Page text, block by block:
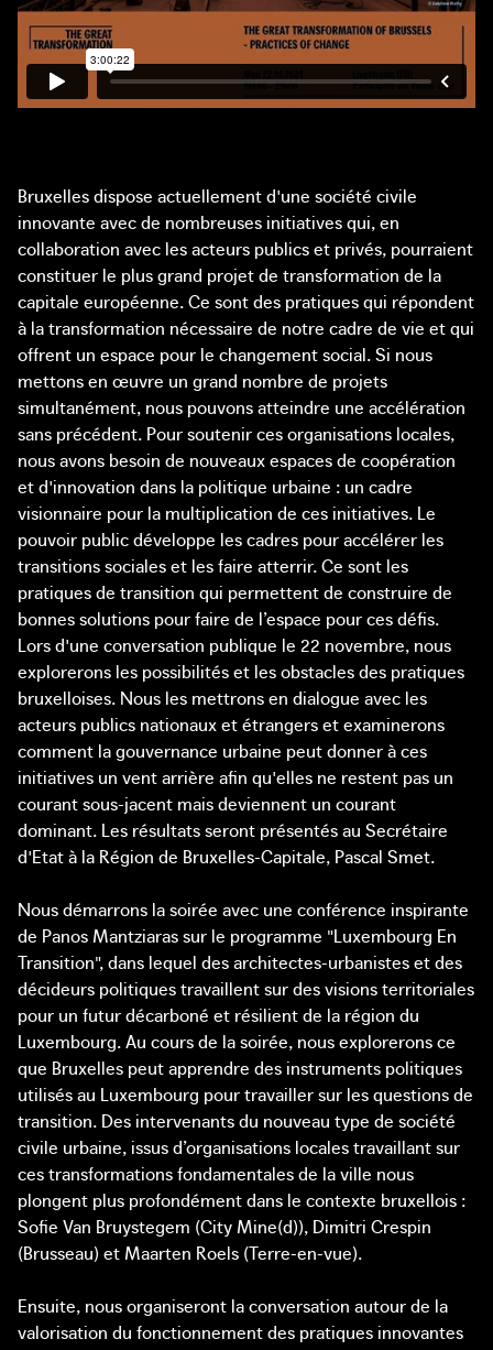
Bruxelles dispose actuellement d'une société civile
innovante avec de nombreuses initiatives qui, en
collaboration avec les acteurs publics et privés, pourraient
constituer le plus grand projet de transformation de la
capitale européenne. Ce sont des pratiques qui répondent
à la transformation nécessaire de notre cadre de vie et qui
offrent un espace pour le changement social. Si nous
mettons en œuvre un grand nombre de projets
simultanément, nous pouvons atteindre une accélération
sans précédent. Pour soutenir ces organisations locales,
nous avons besoin de nouveaux espaces de coopération
et d'innovation dans la politique urbaine : un cadre
visionnaire pour la multiplication de ces initiatives. Le
pouvoir public développe les cadres pour accélérer les
transitions sociales et les faire atterrir. Ce sont les
pratiques de transition qui permettent de construire de
bonnes solutions pour faire de l’espace pour ces défis.
Lors d'une conversation publique le 22 novembre, nous
explorerons les possibilités et les obstacles des pratiques
bruxelloises. Nous les mettrons en dialogue avec les
acteurs publics nationaux et étrangers et examinerons
comment la gouvernance urbaine peut donner à ces
initiatives un vent arrière afin qu'elles ne restent pas un
courant sous-jacent mais deviennent un courant
dominant. Les résultats seront présentés au Secrétaire
d'Etat à la Région de Bruxelles-Capitale, Pascal Smet.
Nous démarrons la soirée avec une conférence inspirante
de Panos Mantziaras sur le programme "Luxembourg En
Transition", dans lequel des architectes-urbanistes et des
décideurs politiques travaillent sur des visions territoriales
pour un futur décarboné et résilient de la région du
Luxembourg. Au cours de la soirée, nous explorerons ce
que Bruxelles peut apprendre des instruments politiques
utilisés au Luxembourg pour travailler sur les questions de
transition. Des intervenants du nouveau type de société
civile urbaine, issus d’organisations locales travaillant sur
ces transformations fondamentales de la ville nous
plongent plus profondément dans le contexte bruxellois :
Sofie Van Bruystegem (City Mine(d)), Dimitri Crespin
(Brusseau) et Maarten Roels (Terre-en-vue).
Ensuite, nous organiseront la conversation autour de la
valorisation du fonctionnement des pratiques innovantes